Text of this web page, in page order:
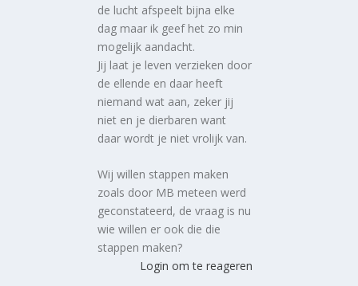
de lucht afspeelt bijna elke
dag maar ik geef het zo min
mogelijk aandacht.
Jij laat je leven verzieken door
de ellende en daar heeft
niemand wat aan, zeker jij
niet en je dierbaren want
daar wordt je niet vrolijk van.
Wij willen stappen maken
zoals door MB meteen werd
geconstateerd, de vraag is nu
wie willen er ook die die
stappen maken?
Login om te reageren